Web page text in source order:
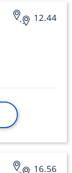
12.44
16.56